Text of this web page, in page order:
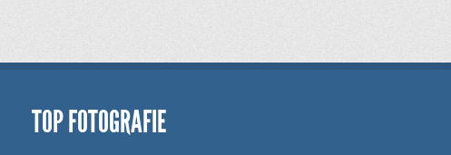
TOP FOTOGRAFIE